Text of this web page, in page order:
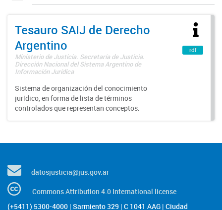
Tesauro SAIJ de Derecho
Argentino
Ministerio de Justicia. Secretaría de Justicia.
Dirección Nacional del Sistema Argentino de
Información Jurídica
Sistema de organización del conocimiento
jurídico, en forma de lista de términos
controlados que representan conceptos.
rdf
datosjusticia@jus.gov.ar
Commons Attribution 4.0 International license
(+5411) 5300-4000 | Sarmiento 329 | C 1041 AAG | Ciudad